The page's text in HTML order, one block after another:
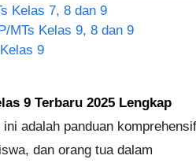
Kelas 7, 8 dan 9
MTs Kelas 9, 8 dan 9
Kelas 9
9 Terbaru 2025 Lengkap
ini adalah panduan komprehensif
dan orang tua dalam